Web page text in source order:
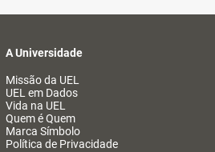
A Universidade
Missão da UEL
UEL em Dados
Vida na UEL
Quem é Quem
Marca Símbolo
Política de Privacidade